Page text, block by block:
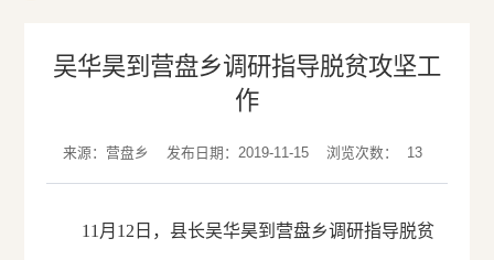
吴华昊到营盘乡调研指导脱贫攻坚工
作
来源：营盘乡 发布日期：2019-11-15 浏览次数： 13
11月12日，县长吴华昊到营盘乡调研指导脱贫